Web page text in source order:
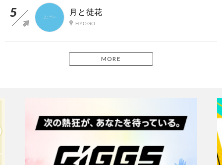
月と徒花
HYOGO
MORE